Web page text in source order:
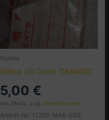
Honda
Drifice ,Oil Contl. CBX400C
5,00 €
inkl. MwSt., zzgl. Versandkosten
Artikel-Nr.: 11205-MA6-000